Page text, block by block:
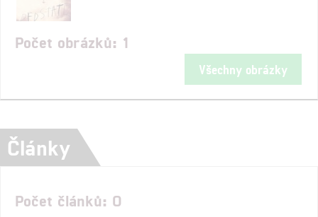
Počet obrázků: 1
Všechny obrázky
Články
Počet článků: 0